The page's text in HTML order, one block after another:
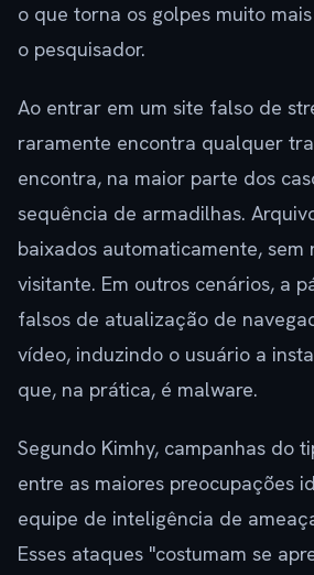
o que torna os golpes muito
o pesquisador.
Ao entrar em um site falso de
raramente encontra qualquer
encontra, na maior parte dos
sequência de armadilhas.
baixados automaticamente, sem
visitante. Em outros cenários, a
falsos de atualização de
vídeo, induzindo o usuário a
que, na prática, é malware.
Segundo Kimhy, campanhas do
entre as maiores preocupações
equipe de inteligência de
Esses ataques "costumam se